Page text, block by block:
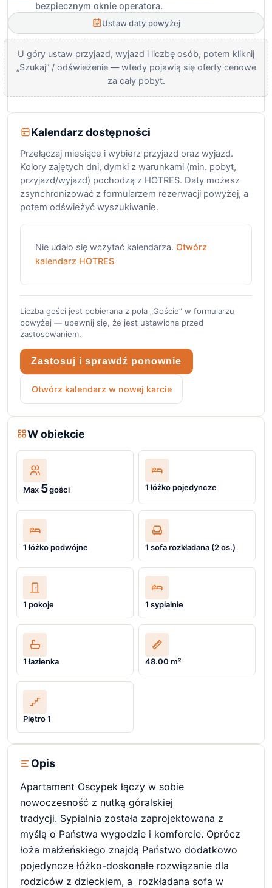
bezpiecznym oknie operatora.
Ustaw daty powyżej
U góry ustaw przyjazd, wyjazd i liczbę osób, potem kliknij
„Szukaj” / odświeżenie — wtedy pojawią się oferty cenowe
za cały pobyt.
Kalendarz dostępności
Przełączaj miesiące i wybierz przyjazd oraz wyjazd.
Kolory zajętych dni, dymki z warunkami (min. pobyt,
przyjazd/wyjazd) pochodzą z HOTRES. Daty możesz
zsynchronizować z formularzem rezerwacji powyżej, a
potem odświeżyć wyszukiwanie.
Nie udało się wczytać kalendarza. Otwórz
kalendarz HOTRES
Liczba gości jest pobierana z pola „Goście” w formularzu
powyżej — upewnij się, że jest ustawiona przed
zastosowaniem.
Zastosuj i sprawdź ponownie
Otwórz kalendarz w nowej karcie
W obiekcie
Max 5gości 1 łóżko pojedyncze
1 łóżko podwójne 1 sofa rozkładana (2 os.)
1 pokoje 1 sypialnie
1 łazienka 48.00 m²
Piętro 1
Opis
Apartament Oscypek łączy w sobie
nowoczesność z nutką góralskiej
tradycji. Sypialnia została zaprojektowana z
myślą o Państwa wygodzie i komforcie. Oprócz
łoża małżeńskiego znajdą Państwo dodatkowo
pojedyncze łóżko-doskonałe rozwiązanie dla
rodziców z dzieckiem, a rozkładana sofa w